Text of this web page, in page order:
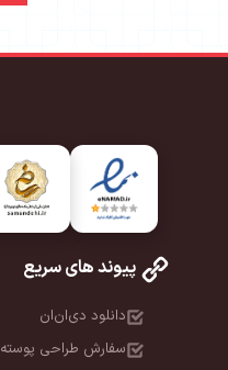
پیوند های سریع
دانلود دی‌ان‌ان
سفارش طراحی پوسته